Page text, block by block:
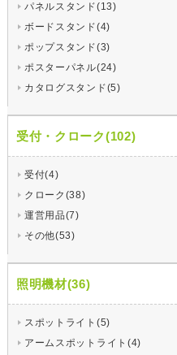
パネルスタンド(13)
ボードスタンド(4)
ポップスタンド(3)
ポスターパネル(24)
カタログスタンド(5)
受付・クローク(102)
受付(4)
クローク(38)
運営用品(7)
その他(53)
照明機材(36)
スポットライト(5)
アームスポットライト(4)